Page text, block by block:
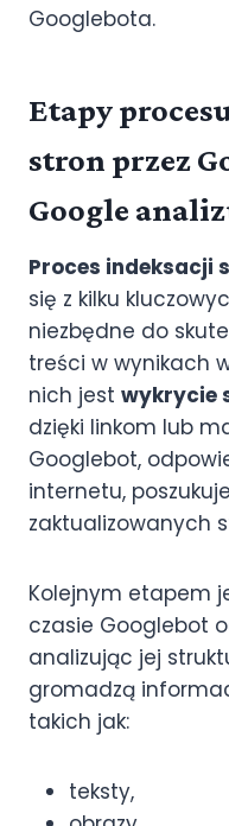
Googlebota.
Etapy
stron przez
Google
Proces indeksacji
się z kilku
niezbędne do
treści w wynikach
nich jest wykrycie
dzięki linkom lub
Googlebot,
internetu,
zaktualizowanych
Kolejnym etapem
czasie Googlebot
analizując jej
gromadzą
takich jak:
teksty,